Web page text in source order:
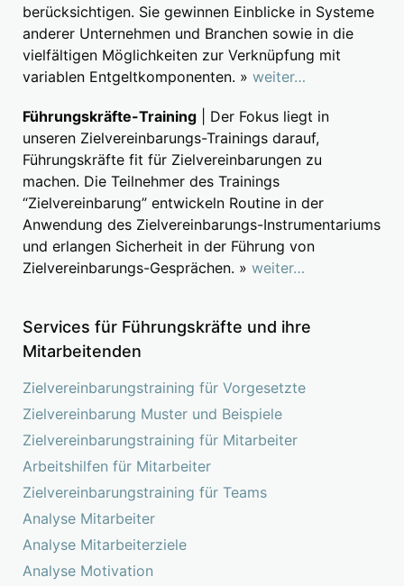
berücksichtigen. Sie gewinnen Einblicke in Systeme
anderer Unternehmen und Branchen sowie in die
vielfältigen Möglichkeiten zur Verknüpfung mit
variablen Entgeltkomponenten. » weiter…
Führungskräfte-Training | Der Fokus liegt in
unseren Zielvereinbarungs-Trainings darauf,
Führungskräfte fit für Zielvereinbarungen zu
machen. Die Teilnehmer des Trainings
“Zielvereinbarung” entwickeln Routine in der
Anwendung des Zielvereinbarungs-Instrumentariums
und erlangen Sicherheit in der Führung von
Zielvereinbarungs-Gesprächen. » weiter…
Services für Führungskräfte und ihre
Mitarbeitenden
Zielvereinbarungstraining für Vorgesetzte
Zielvereinbarung Muster und Beispiele
Zielvereinbarungstraining für Mitarbeiter
Arbeitshilfen für Mitarbeiter
Zielvereinbarungstraining für Teams
Analyse Mitarbeiter
Analyse Mitarbeiterziele
Analyse Motivation